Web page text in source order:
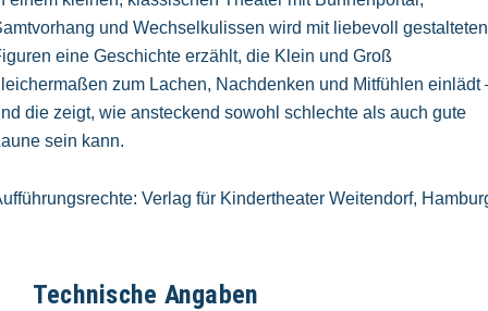
und Wechselkulissen wird mit liebevoll gestalteten
eine Geschichte erzählt, die Klein und Groß
zum Lachen, Nachdenken und Mitfühlen einlädt
die zeigt, wie ansteckend sowohl schlechte als auch gute
sein kann.
Verlag für Kindertheater Weitendorf,
Technische Angaben